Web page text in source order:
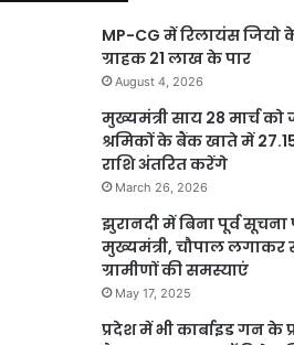
MP-CG में रिलायंस जियो के
ग्राहक 21 लाख के पार
August 4, 2026
मुख्यमंत्री साय 28 मार्च
श्रमिकों के बैंक खाते में
राशि अंतरित करेंगे
March 26, 2026
झुरानदी में बिना पूर्व
मुख्यमंत्री, चौपाल लगाकर
ग्रामीणों की समस्याएं
May 17, 2025
प्रदेश में भी कार्बाइड गन के